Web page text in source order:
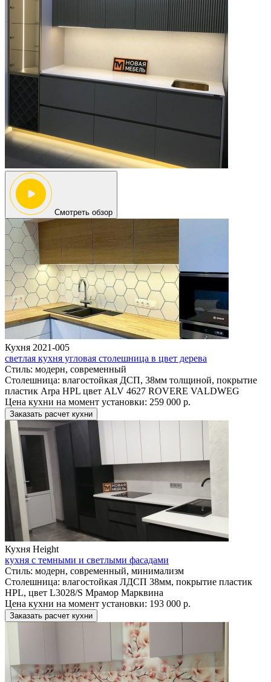
Смотреть обзор
Кухня 2021-005
светлая кухня угловая столешница в цвет дерева
Стиль: модерн, современный
Столешница: влагостойкая ДСП, 38мм толщиной, покрытие
пластик Arpa HPL цвет ALV 4627 ROVERE VALDWEG
Цена кухни на момент установки: 259 000 р.
Заказать расчет кухни
Кухня Height
кухня с темными и светлыми фасадами
Стиль: модерн, современный, минимализм
Столешница: влагостойкая ЛДСП 38мм, покрытие пластик
HPL, цвет L3028/S Мрамор Марквина
Цена кухни на момент установки: 193 000 р.
Заказать расчет кухни